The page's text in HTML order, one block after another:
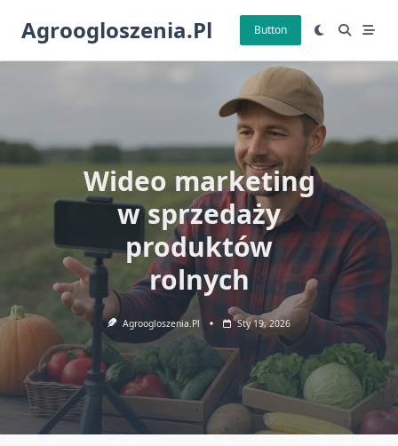
Agroogloszenia.pl Button
Wideo marketing
w sprzedaży
produktów
rolnych
Agroogloszenia.pl Sty 19, 2026